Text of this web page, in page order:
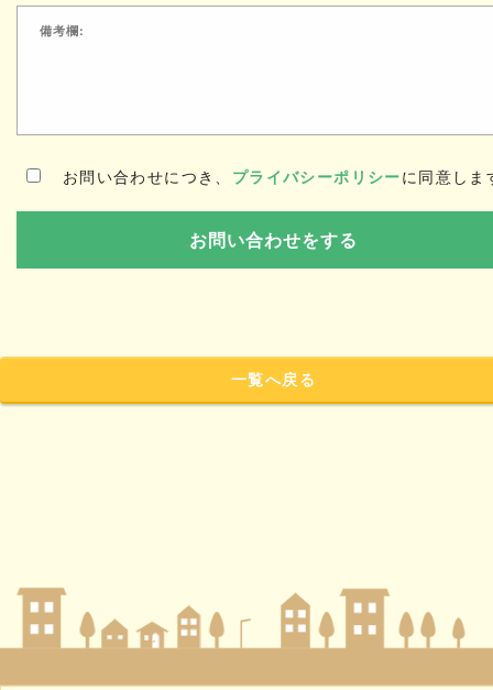
お問い合わせにつき、 プライバシーポリシーに同意しま
一覧へ戻る